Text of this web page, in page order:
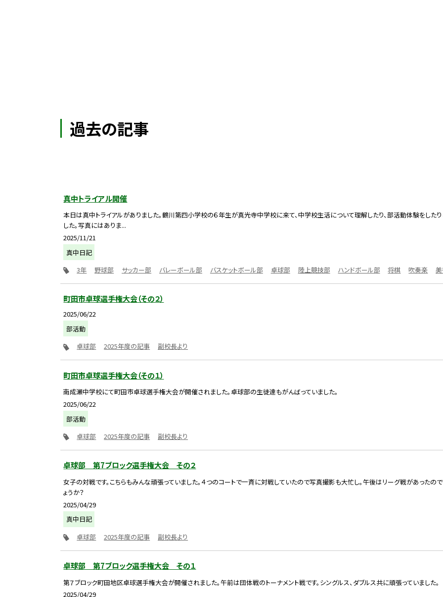
過去の記事
真中トライアル開催
本日は真中トライアルがありました。鶴川第四小学校の６年生が真光寺中学校に来て、中学校生活について理解したり、部活動体験をした
した。写真にはありま...
2025/11/21
真中日記
3年
野球部 サッカー部 バレーボール部 バスケットボール部 卓球部 陸上競技部 ハンドボール部 将棋 吹奏楽
町田市卓球選手権大会（その２）
2025/06/22
部活動
卓球部
2025年度の記事 副校長より
町田市卓球選手権大会（その１）
南成瀬中学校にて町田市卓球選手権大会が開催されました。卓球部の生徒達もがんばっていました。
2025/06/22
部活動
卓球部
2025年度の記事 副校長より
卓球部 第7ブロック選手権大会 その２
女子の対戦です。こちらもみんな頑張っていました。４つのコートで一斉に対戦していたので写真撮影も大忙し。午後はリーグ戦があったので
ょうか？
2025/04/29
真中日記
卓球部
2025年度の記事 副校長より
卓球部 第7ブロック選手権大会 その１
第７ブロック町田地区卓球選手権大会が開催されました。午前は団体戦のトーナメント戦です。シングルス、ダブルス共に頑張っていました。
2025/04/29